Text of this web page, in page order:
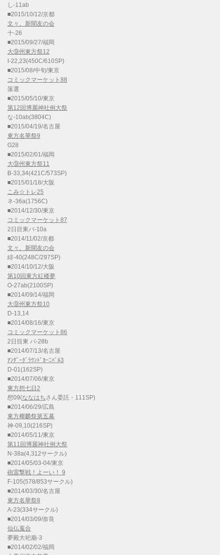
し-11ab
■2015/10/12/京都
文々。新聞友の会
十-26
■2015/09/27/福岡
大⑨州東方祭12
I-22,23(450C/610SP)
■2015/08/中旬/東京
コミックマーケット88
落選
■2015/05/10/東京
第12回博麗神社例大祭
な-10ab(3804C)
■2015/04/19/名古屋
東方名華祭9
G28
■2015/02/01/福岡
大⑨州東方祭11
B-33,34(421C/573SP)
■2015/01/18/大阪
こみ☆トレ25
ネ-36a(1756C)
■2014/12/30/東京
コミックマーケット87
2日目東パ-10a
■2014/11/02/京都
文々。新聞友の会
緋-40(248C/297SP)
■2014/10/12/大阪
第10回東方紅楼夢
O-27ab(2100SP)
■2014/09/14/福岡
大⑨州東方祭10
D-13,14
■2014/08/16/東京
コミックマーケット86
2日目東 パ-28b
■2014/07/13/名古屋
ｱﾝﾀﾞｰｸﾞﾗｳﾝﾄﾞｶｰﾆﾊﾞﾙ3
D-01(162SP)
■2014/07/06/東京
東方想七日2
想09(ななはちさん委託・111SP)
■2014/06/29/広島
東方椰麟祭第五幕
神-09,10(216SP)
■2014/05/11/東京
第11回博麗神社例大祭
N-38a(4,312サークル)
■2014/05/03-04/東京
砲雷撃戦！よーい！ 9
F-105(578/853サークル)
■2014/03/30/名古屋
東方名華祭8
A-23(334サークル)
■2014/03/09/奈良
仙仏蒐合
夢殿大祀廟-3
■2014/02/02/福岡